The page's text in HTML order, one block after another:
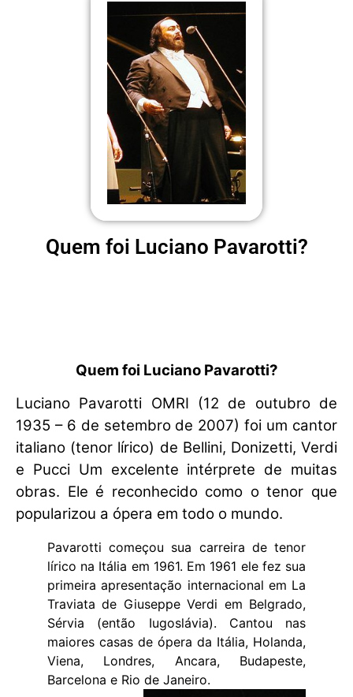
Quem foi Luciano Pavarotti?
Quem foi Luciano Pavarotti?
Luciano Pavarotti OMRI (12 de outubro de
1935 – 6 de setembro de 2007) foi um cantor
italiano (tenor lírico) de Bellini, Donizetti, Verdi
e Pucci Um excelente intérprete de muitas
obras. Ele é reconhecido como o tenor que
popularizou a ópera em todo o mundo.
Pavarotti começou sua carreira de tenor
lírico na Itália em 1961. Em 1961 ele fez sua
primeira apresentação internacional em La
Traviata de Giuseppe Verdi em Belgrado,
Sérvia (então Iugoslávia). Cantou nas
maiores casas de ópera da Itália, Holanda,
Viena, Londres, Ancara, Budapeste,
Barcelona e Rio de Janeiro.